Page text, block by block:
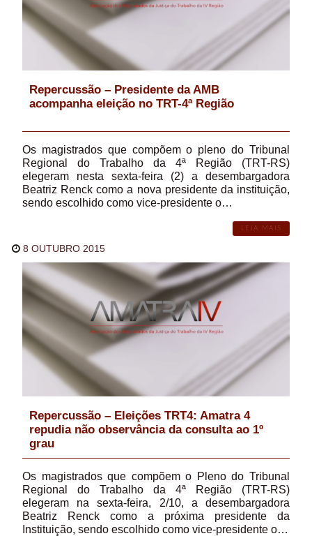
Repercussão – Presidente da AMB
acompanha eleição no TRT-4ª Região
Os magistrados que compõem o pleno do Tribunal
Regional do Trabalho da 4ª Região (TRT-RS)
elegeram nesta sexta-feira (2) a desembargadora
Beatriz Renck como a nova presidente da instituição,
sendo escolhido como vice-presidente o…
LEIA MAIS
8 OUTUBRO 2015
Repercussão – Eleições TRT4: Amatra 4
repudia não observância da consulta ao 1º
grau
Os magistrados que compõem o Pleno do Tribunal
Regional do Trabalho da 4ª Região (TRT-RS)
elegeram na sexta-feira, 2/10, a desembargadora
Beatriz Renck como a próxima presidente da
Instituição, sendo escolhido como vice-presidente o…